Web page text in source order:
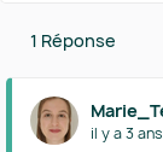
1 Réponse
il y a 3 ans